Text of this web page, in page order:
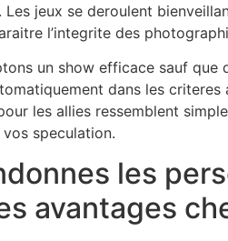
Les jeux se deroulent
l’integrite des
un show efficace sauf
dans les
les allies ressemblent
speculation.
les
avantages